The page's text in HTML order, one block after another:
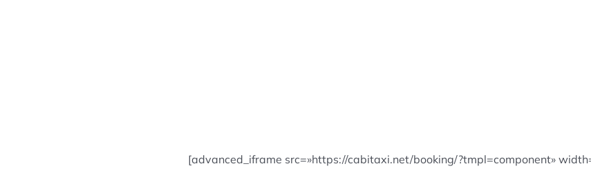
[advanced_iframe src=»https://cabitaxi.net/booking/?tmpl=component»